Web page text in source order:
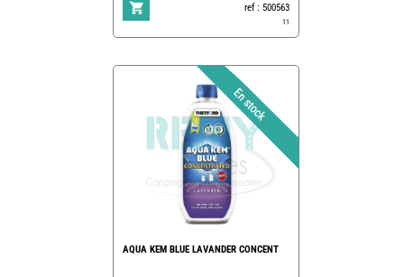
ref : 500563
11
AQUA KEM BLUE LAVANDER CONCENT